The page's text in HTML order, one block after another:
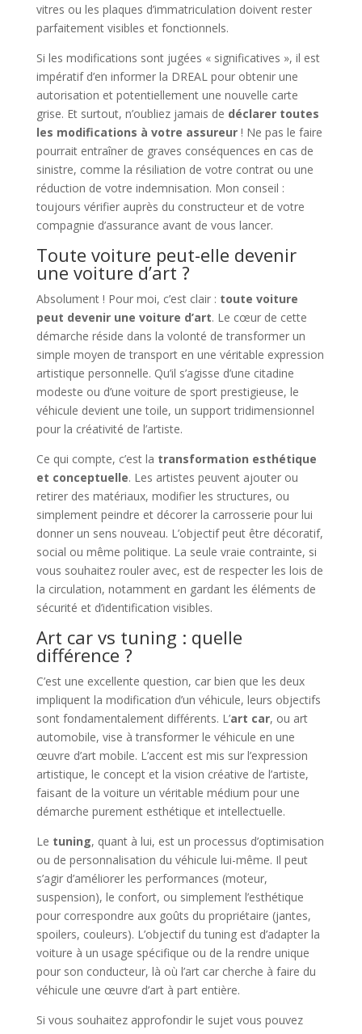
vitres ou les plaques d’immatriculation doivent rester
parfaitement visibles et fonctionnels.
Si les modifications sont jugées « significatives », il est
impératif d’en informer la DREAL pour obtenir une
autorisation et potentiellement une nouvelle carte
grise. Et surtout, n’oubliez jamais de déclarer toutes
les modifications à votre assureur! Ne pas le faire
pourrait entraîner de graves conséquences en cas de
sinistre, comme la résiliation de votre contrat ou une
réduction de votre indemnisation. Mon conseil :
toujours vérifier auprès du constructeur et de votre
compagnie d’assurance avant de vous lancer.
Toute voiture peut-elle devenir
une voiture d’art ?
Absolument ! Pour moi, c’est clair : toute voiture
peut devenir une voiture d’art. Le cœur de cette
démarche réside dans la volonté de transformer un
simple moyen de transport en une véritable expression
artistique personnelle. Qu’il s’agisse d’une citadine
modeste ou d’une voiture de sport prestigieuse, le
véhicule devient une toile, un support tridimensionnel
pour la créativité de l’artiste.
Ce qui compte, c’est la transformation esthétique
et conceptuelle. Les artistes peuvent ajouter ou
retirer des matériaux, modifier les structures, ou
simplement peindre et décorer la carrosserie pour lui
donner un sens nouveau. L’objectif peut être décoratif,
social ou même politique. La seule vraie contrainte, si
vous souhaitez rouler avec, est de respecter les lois de
la circulation, notamment en gardant les éléments de
sécurité et d’identification visibles.
Art car vs tuning : quelle
différence ?
C’est une excellente question, car bien que les deux
impliquent la modification d’un véhicule, leurs objectifs
sont fondamentalement différents. L’art car, ou art
automobile, vise à transformer le véhicule en une
œuvre d’art mobile. L’accent est mis sur l’expression
artistique, le concept et la vision créative de l’artiste,
faisant de la voiture un véritable médium pour une
démarche purement esthétique et intellectuelle.
Le tuning, quant à lui, est un processus d’optimisation
ou de personnalisation du véhicule lui-même. Il peut
s’agir d’améliorer les performances (moteur,
suspension), le confort, ou simplement l’esthétique
pour correspondre aux goûts du propriétaire (jantes,
spoilers, couleurs). L’objectif du tuning est d’adapter la
voiture à un usage spécifique ou de la rendre unique
pour son conducteur, là où l’art car cherche à faire du
véhicule une œuvre d’art à part entière.
Si vous souhaitez approfondir le sujet vous pouvez